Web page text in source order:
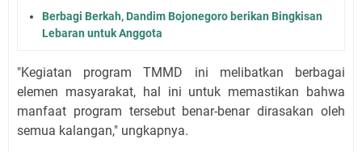
Berbagi Berkah, Dandim Bojonegoro berikan Bingkisan
Lebaran untuk Anggota
"Kegiatan program TMMD ini melibatkan berbagai
elemen masyarakat, hal ini untuk memastikan bahwa
manfaat program tersebut benar-benar dirasakan oleh
semua kalangan," ungkapnya.